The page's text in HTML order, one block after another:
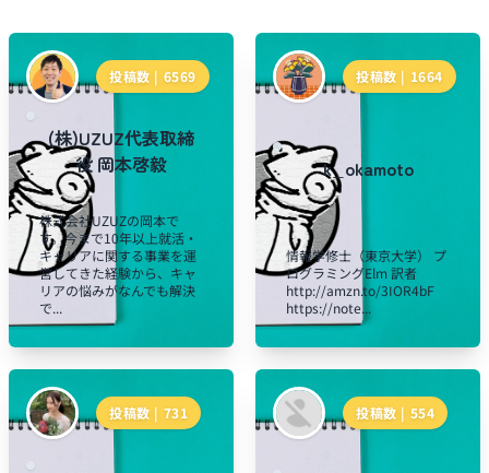
投稿数 | 6569
(株)UZUZ代表取締
役 岡本啓毅
株式会社UZUZの岡本で
す。今まで10年以上就活・
キャリアに関する事業を運
営してきた経験から、キャ
リアの悩みがなんでも解決
で...
投稿数 | 1664
k_okamoto
情報学修士（東京大学） プ
ログラミングElm 訳者
http://amzn.to/3IOR4bF
https://note...
投稿数 | 731 投稿数 | 554